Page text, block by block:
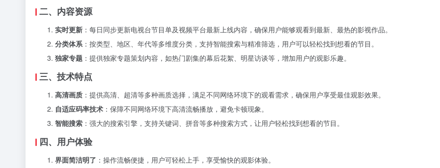
二、内容资源
实时更新 ：每日同步更新电视台节目单及视频平台最新上线内容，确保用户能够观看到最新、最热的影视作品。
分类体系：按类型、地区、年代等多维度分类，支持智能搜索与精准筛选，用户可以轻松找到想看的节目。
独家专题 ：提供独家专题策划内容，如热门剧集的幕后花絮、明星访谈等，增加用户的观影乐趣。
三、技术特点
高清画质 ：提供高清、超清等多种画质选择，满足不同网络环境下的观看需求，确保用户享受最佳观影效果。
自适应码率技术 ：保障不同网络环境下高清流畅播放，避免卡顿现象。
智能搜索 ：强大的搜索引擎，支持关键词、拼音等多种搜索方式，让用户轻松找到想看的节目。
四、用户体验
界面简洁明了 ：操作流畅便捷，用户可轻松上手，享受愉快的观影体验。